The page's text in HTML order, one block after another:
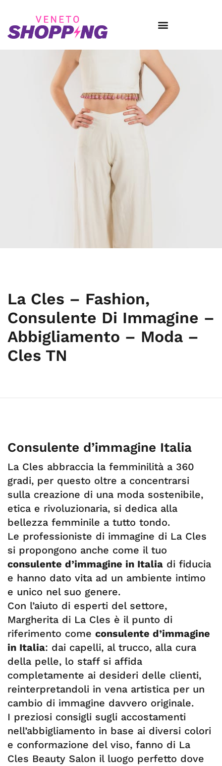
La Cles – Fashion,
Consulente Di Immagine –
Abbigliamento – Moda –
Cles TN
Consulente d’immagine Italia
La Cles abbraccia la femminilità a 360
gradi, per questo oltre a concentrarsi
sulla creazione di una moda sostenibile,
etica e rivoluzionaria, si dedica alla
bellezza femminile a tutto tondo.
Le professioniste di immagine di La Cles
si propongono anche come il tuo
consulente d’immagine in Italia di fiducia
e hanno dato vita ad un ambiente intimo
e unico nel suo genere.
Con l’aiuto di esperti del settore,
Margherita di La Cles è il punto di
riferimento come consulente d’immagine
in Italia: dai capelli, al trucco, alla cura
della pelle, lo staff si affida
completamente ai desideri delle clienti,
reinterpretandoli in vena artistica per un
cambio di immagine davvero originale.
I preziosi consigli sugli accostamenti
nell’abbigliamento in base ai diversi colori
e conformazione del viso, fanno di La
Cles Beauty Salon il luogo perfetto dove